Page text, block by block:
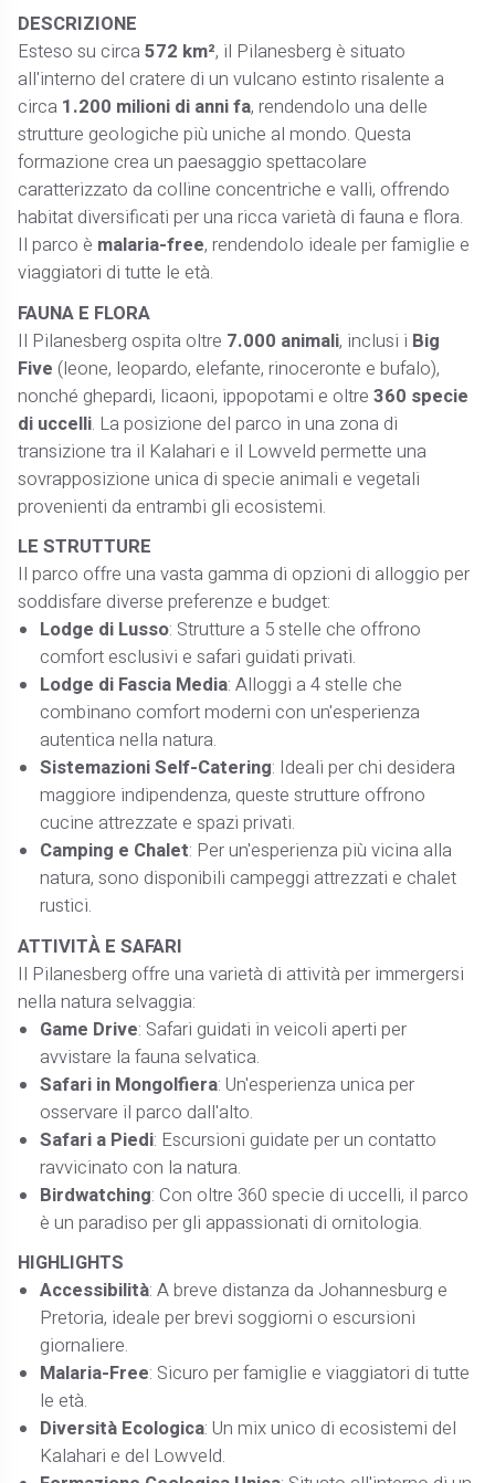
DESCRIZIONE
Esteso su circa572 km², il Pilanesberg è situato
all'interno del cratere di un vulcano estinto risalente a
circa 1.200 milioni di anni fa, rendendolo una delle
strutture geologiche più uniche al mondo. Questa
formazione crea un paesaggio spettacolare
caratterizzato da colline concentriche e valli, offrendo
habitat diversificati per una ricca varietà di fauna e flora.
Il parco è malaria-free, rendendolo ideale per famiglie e
viaggiatori di tutte le età.​
FAUNA E FLORA
Il Pilanesberg ospita oltre 7.000 animali, inclusi i Big
Five (leone, leopardo, elefante, rinoceronte e bufalo),
nonché ghepardi, licaoni, ippopotami e oltre360 specie
di uccelli. La posizione del parco in una zona di
transizione tra il Kalahari e il Lowveld permette una
sovrapposizione unica di specie animali e vegetali
provenienti da entrambi gli ecosistemi.​
LE STRUTTURE
Il parco offre una vasta gamma di opzioni di alloggio per
soddisfare diverse preferenze e budget:
Lodge di Lusso: Strutture a 5 stelle che offrono
comfort esclusivi e safari guidati privati.​
Lodge di Fascia Media: Alloggi a 4 stelle che
combinano comfort moderni con un'esperienza
autentica nella natura.​
Sistemazioni Self-Catering: Ideali per chi desidera
maggiore indipendenza, queste strutture offrono
cucine attrezzate e spazi privati.​
Camping e Chalet: Per un'esperienza più vicina alla
natura, sono disponibili campeggi attrezzati e chalet
rustici.​
ATTIVITÀ E SAFARI
Il Pilanesberg offre una varietà di attività per immergersi
nella natura selvaggia:​
Game Drive: Safari guidati in veicoli aperti per
avvistare la fauna selvatica.​
Safari in Mongolfiera: Un'esperienza unica per
osservare il parco dall'alto.​
Safari a Piedi: Escursioni guidate per un contatto
ravvicinato con la natura.​
Birdwatching: Con oltre 360 specie di uccelli, il parco
è un paradiso per gli appassionati di ornitologia.​
HIGHLIGHTS
Accessibilità: A breve distanza da Johannesburg e
Pretoria, ideale per brevi soggiorni o escursioni
giornaliere.​
Malaria-Free: Sicuro per famiglie e viaggiatori di tutte
le età.​
Diversità Ecologica: Un mix unico di ecosistemi del
Kalahari e del Lowveld.​